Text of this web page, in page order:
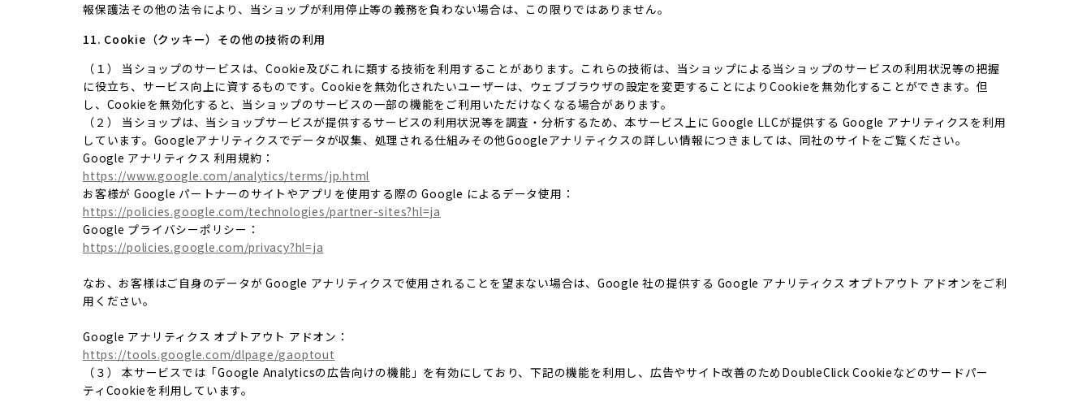
報保護法その他の法令により、当ショップが利用停止等の義務を負わない場合は、この限りではありません。
11. Cookie（クッキー）その他の技術の利用
（１） 当ショップのサービスは、Cookie及びこれに類する技術を利用することがあります。これらの技術は、当ショップによる当ショップのサービスの利用状況等の把握
に役立ち、サービス向上に資するものです。Cookieを無効化されたいユーザーは、ウェブブラウザの設定を変更することによりCookieを無効化することができます。但
し、Cookieを無効化すると、当ショップのサービスの一部の機能をご利用いただけなくなる場合があります。
（２） 当ショップは、当ショップサービスが提供するサービスの利用状況等を調査・分析するため、本サービス上に Google LLCが提供する Google アナリティクスを利用
しています。Googleアナリティクスでデータが収集、処理される仕組みその他Googleアナリティクスの詳しい情報につきましては、同社のサイトをご覧ください。
Google アナリティクス 利用規約：
https://www.google.com/analytics/terms/jp.html
お客様が Google パートナーのサイトやアプリを使用する際の Google によるデータ使用：
https://policies.google.com/technologies/partner-sites?hl=ja
Google プライバシーポリシー：
https://policies.google.com/privacy?hl=ja
なお、お客様はご自身のデータが Google アナリティクスで使用されることを望まない場合は、Google 社の提供する Google アナリティクス オプトアウト アドオンをご利
用ください。
Google アナリティクス オプトアウト アドオン：
https://tools.google.com/dlpage/gaoptout
（３） 本サービスでは「Google Analyticsの広告向けの機能」を有効にしており、下記の機能を利用し、広告やサイト改善のためDoubleClick Cookieなどのサードパー
ティCookieを利用しています。